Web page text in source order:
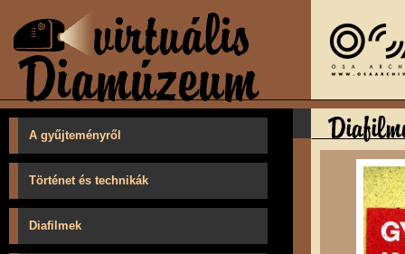
A gyűjteményről
Történet és technikák
Diafilmek